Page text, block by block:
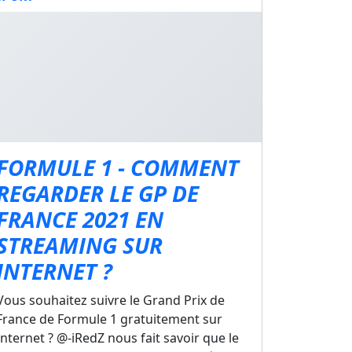
1 - COMMENT
LE GP DE
2021 EN
SUR
?
souhaitez suivre le Grand Prix de
de Formule 1 gratuitement sur
? @-iRedZ nous fait savoir que le